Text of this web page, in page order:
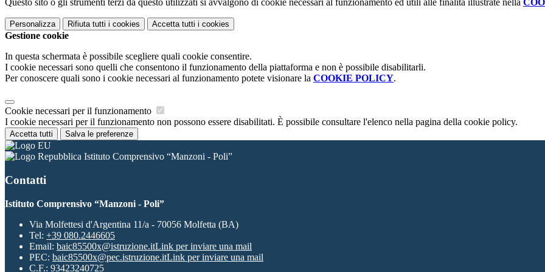
Questo sito o gli strumenti terzi da questo utilizzati si avvalgono di cookie necessari al funzionamento ed utili alle finalità illustrate nella
Personalizza Rifiuta tutti i cookies Accetta tutti i cookies
Gestione cookie
In questa schermata è possibile scegliere quali cookie consentire.
I cookie necessari sono quelli che consentono il funzionamento della piattaforma e non è possibile disabilitarli.
Per conoscere quali sono i cookie necessari al funzionamento potete visionare la COOKIE POLICY.
Cookie necessari per il funzionamento
I cookie necessari per il funzionamento non possono essere disabilitati. È possibile consultare l'elenco nella pagina della cookie policy.
Accetta tutti Salva le preferenze
Istituto Comprensivo “Manzoni - Poli”
Contatti
Istituto Comprensivo “Manzoni - Poli”
Via Molfettesi d'Argentina 11/a - 70056 Molfetta (BA)
Tel: +39 080.2446605
Email: baic85500x@istruzione.itLink per inviare una mail
PEC: baic85500x@pec.istruzione.itLink per inviare una mail
C.F.: 93423240725